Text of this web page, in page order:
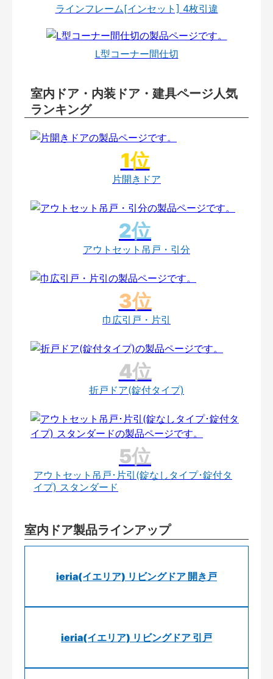
ラインフレーム[インセット] 4枚引違
L型コーナー間仕切
室内ドア・内装ドア・建具ページ人気
ランキング
片開きドア
アウトセット吊戸・引分
巾広引戸・片引
折戸ドア(錠付タイプ)
アウトセット吊戸･片引(錠なしタイプ･錠付タ
イプ) スタンダード
室内ドア製品ラインアップ
ieria(イエリア) リビングドア 開き戸
ieria(イエリア) リビングドア 引戸